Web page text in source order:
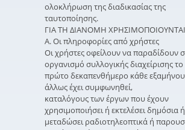
ολοκλήρωση της διαδικασίας της
ταυτοποίησης.
ΓΙΑ ΤΗ ΔΙΑΝΟΜΗ
Α. Οι πληροφορίες από χρήστες
Οι χρήστες οφείλουν να παραδίδουν
οργανισμό συλλογικής διαχείρισης το
πρώτο δεκαπενθήμερο κάθε
άλλως έχει συμφωνηθεί,
καταλόγους των έργων που έχουν
χρησιμοποιήσει ή εκτελέσει δημόσια ή
μεταδώσει ραδιοτηλεοπτικά ή